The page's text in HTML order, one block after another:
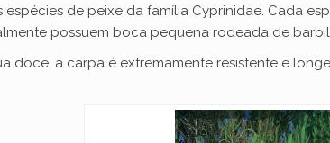
espécies de peixe da família Cyprinidae. Cada
possuem boca pequena rodeada de
doce, a carpa é extremamente resistente e